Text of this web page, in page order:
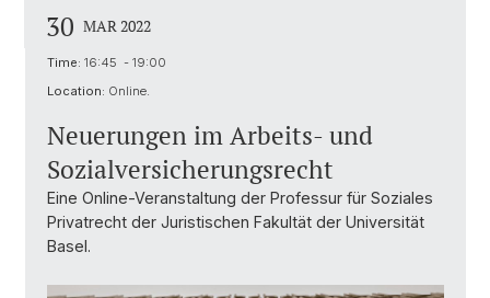
30 MAR 2022
Time: 16:45 - 19:00
Location: Online.
Neuerungen im Arbeits- und
Sozialversicherungsrecht
Eine Online-Veranstaltung der Professur für Soziales
Privatrecht der Juristischen Fakultät der Universität
Basel.